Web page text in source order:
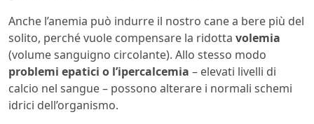
Anche l’anemia può indurre il nostro cane a bere più del
solito, perché vuole compensare la ridotta volemia
(volume sanguigno circolante). Allo stesso modo
problemi epatici o l’ipercalcemia – elevati livelli di
calcio nel sangue – possono alterare i normali schemi
idrici dell’organismo.